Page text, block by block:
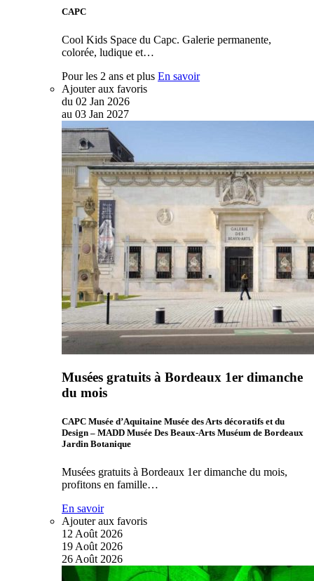
CAPC
Cool Kids Space du Capc. Galerie permanente,
colorée, ludique et…
Pour les 2 ans et plus En savoir
Ajouter aux favoris
du 02 Jan 2026
au 03 Jan 2027
Musées gratuits à Bordeaux 1er dimanche
du mois
CAPC Musée d’Aquitaine Musée des Arts décoratifs et du
Design – MADD Musée Des Beaux-Arts Muséum de Bordeaux
Jardin Botanique
Musées gratuits à Bordeaux 1er dimanche du mois,
profitons en famille…
En savoir
Ajouter aux favoris
12 Août 2026
19 Août 2026
26 Août 2026